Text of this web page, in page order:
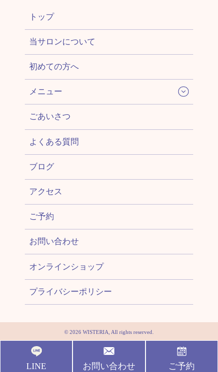
LINE お問い合わせ ご予約
トップ
当サロンについて
初めての方へ
メニュー
ごあいさつ
よくある質問
ブログ
アクセス
ご予約
お問い合わせ
オンラインショップ
プライバシーポリシー
© 2026 WISTERIA, All rights reserved.